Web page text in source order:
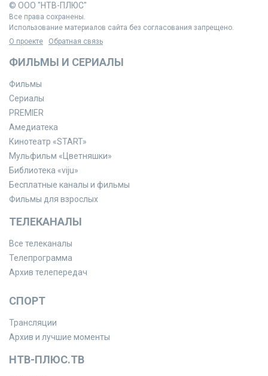
© ООО "НТВ-ПЛЮС"
Все права сохранены.
Использование материалов сайта без согласования запрещено.
О проекте
Обратная связь
ФИЛЬМЫ И СЕРИАЛЫ
Фильмы
Сериалы
PREMIER
Амедиатека
Кинотеатр «START»
Мульфильм «Цветняшки»
Библиотека «viju»
Бесплатные каналы и фильмы
Фильмы для взрослых
ТЕЛЕКАНАЛЫ
Все телеканалы
Телепрограмма
Архив телепередач
СПОРТ
Трансляции
Архив и лучшие моменты
НТВ-ПЛЮС.ТВ